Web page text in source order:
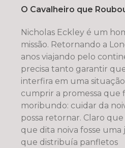
O Cavalheiro que
Nicholas Eckley é um
missão. Retornando a
anos viajando pelo
precisa tanto garantir
interfira em uma
cumprir a promessa que
moribundo: cuidar da
possa retornar. Claro
que dita noiva fosse uma
que distribuía panfletos